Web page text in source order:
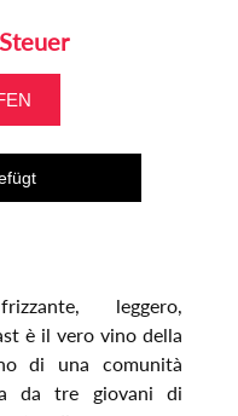
leggero,
è il vero vino della
di una comunità
da tre giovani di